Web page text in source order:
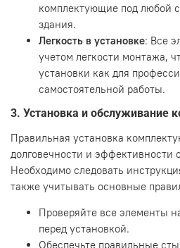
комплектующие под любой
здания.
Легкость в установке: Все
учетом легкости монтажа,
установки как для
самостоятельной работы.
3. Установка и обслуживание
Правильная установка
долговечности и эффективности
Необходимо следовать
также учитывать основные
Проверяйте все элементы
перед установкой.
Обеспечьте правильные